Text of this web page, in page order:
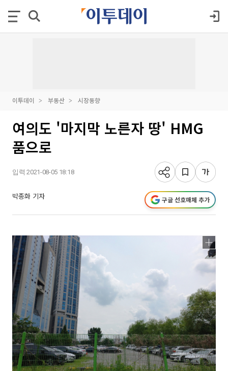
이투데이 부동산 시장동향
여의도 '마지막 노른자 땅' HMG
품으로
입력 2021-08-05 18:18
박종화 기자 구글 선호매체 추가